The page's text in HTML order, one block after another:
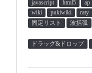
javascript html5 ap
wiki
pukiwiki raty
固定リスト
波括弧
ドラッグ&ドロップ